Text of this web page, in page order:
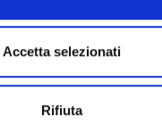
Accetta selezionati
Rifiuta